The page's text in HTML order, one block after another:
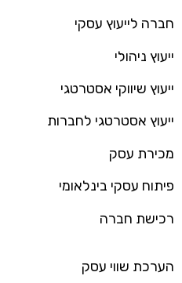
חברה לייעוץ עסקי
ייעוץ ניהולי
ייעוץ שיווקי אסטרטגי
ייעוץ אסטרטגי לחברות
מכירת עסק
פיתוח עסקי בינלאומי
רכישת חברה
הערכת שווי עסק